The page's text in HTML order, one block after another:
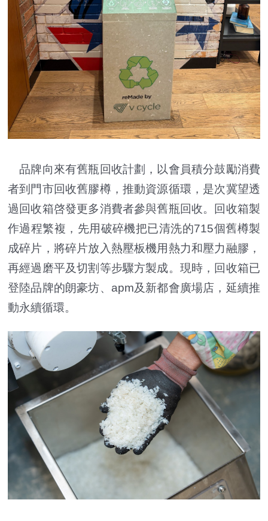
品牌向來有舊瓶回收計劃，以會員積分鼓勵消費
者到門市回收舊膠樽，推動資源循環，是次冀望透
過回收箱啓發更多消費者參與舊瓶回收。回收箱製
作過程繁複，先用破碎機把已清洗的715個舊樽製
成碎片，將碎片放入熱壓板機用熱力和壓力融膠，
再經過磨平及切割等步驟方製成。現時，回收箱已
登陸品牌的朗豪坊、apm及新都會廣場店，延續推
動永續循環。